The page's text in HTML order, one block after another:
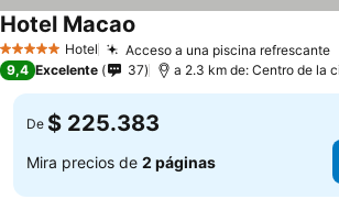
5 Estrellas Hotel Acceso a una piscina refrescante
Hotel Macao
9,4 Excelente 37 a 2.3 km de: Centro de la
De $ 225.383
Mira precios de 2 páginas